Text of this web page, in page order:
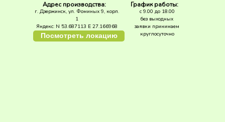
График работы:
с 9.00 до 18.00
без выходных
заявки принимаем
круглосуточно
Адрес производства:
г. Дзержинск, ул. Фоминых 9, корп.
1
Яндекс: N 53.687113 E 27.166968
Посмотреть локацию